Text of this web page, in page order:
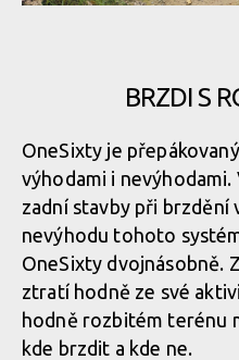
Merida One-Sixty v akci
Merida One-Sixty v akci
Merida One-Sixty v akci
Merida One-Sixty v akci
Merida One-Sixty v akci
Merida One-Sixty v akci
Merida One-Sixty v akci
Merida One-Sixty v akci
BRZDI S
OneSixty je
výhodami i
zadní stavby při brzdění
nevýhodu tohoto
OneSixty dvojnásobně.
ztratí hodně ze své
hodně rozbitém terénu
kde brzdit a kde ne.